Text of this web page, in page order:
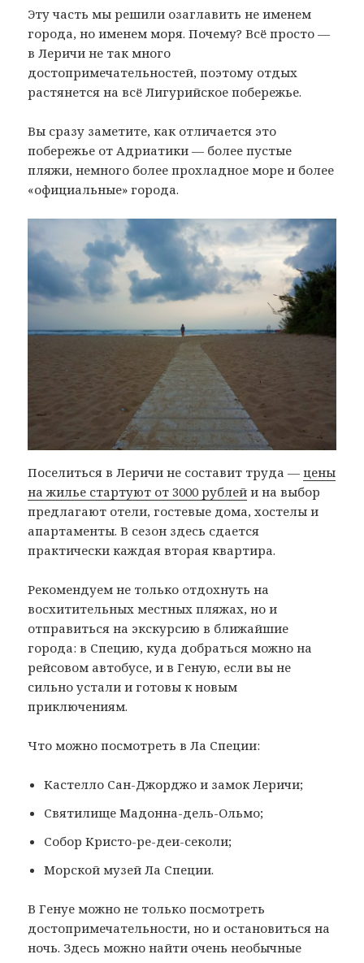
Эту часть мы решили озаглавить не именем
города, но именем моря. Почему? Всё просто —
в Леричи не так много
достопримечательностей, поэтому отдых
растянется на всё Лигурийское побережье.
Вы сразу заметите, как отличается это
побережье от Адриатики — более пустые
пляжи, немного более прохладное море и более
«официальные» города.
Поселиться в Леричи не составит труда —цены
на жилье стартуют от 3000 рублей и на выбор
предлагают отели, гостевые дома, хостелы и
апартаменты. В сезон здесь сдается
практически каждая вторая квартира.
Рекомендуем не только отдохнуть на
восхитительных местных пляжах, но и
отправиться на экскурсию в ближайшие
города: в Специю, куда добраться можно на
рейсовом автобусе, и в Геную, если вы не
сильно устали и готовы к новым
приключениям.
Что можно посмотреть в Ла Специи:
Кастелло Сан-Джорджо и замок Леричи;
Святилище Мадонна-дель-Ольмо;
Собор Кристо-ре-деи-секоли;
Морской музей Ла Специи.
В Генуе можно не только посмотреть
достопримечательности, но и остановиться на
ночь. Здесь можно найти очень необычные